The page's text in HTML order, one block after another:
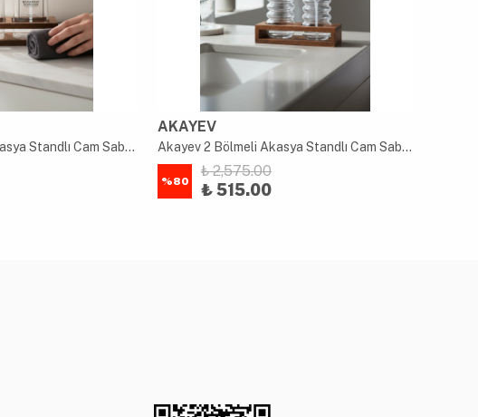
Akayev 2 Bölmeli Akasya Standlı Cam Sabunluk ve Diş Fırçalık Seti
AKAYEV
Akayev 2 Bölmeli Akasya Standlı Cam Sabunluk ve Diş Fırçalık Seti
%80
₺ 2,575.00
₺ 515.00